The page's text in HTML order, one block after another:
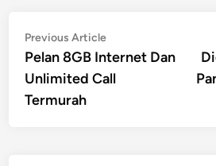
Post
navigation
Previous ArticlePrevious
article:
Pelan 8GB Internet Dan
Unlimited Call
Termurah